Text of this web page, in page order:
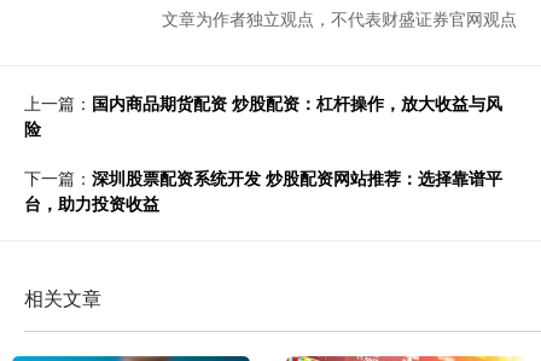
文章为作者独立观点，不代表财盛证券官网观点
上一篇： 国内商品期货配资 炒股配资：杠杆操作，放大收益与风
险
下一篇： 深圳股票配资系统开发 炒股配资网站推荐：选择靠谱平
台，助力投资收益
相关文章